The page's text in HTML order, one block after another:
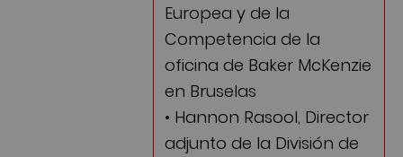
Europea y de la
Competencia de la
oficina de Baker McKenzie
en Bruselas
• Hannon Rasool, Director
adjunto de la División de